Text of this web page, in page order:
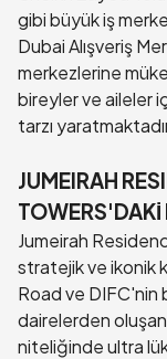
gibi büyük iş
Dubai Alışveriş
merkezlerine
bireyler ve aileler
tarzı
JUMEIRAH
TOWERS'DAKİ
Jumeirah
stratejik ve ikonik
Road ve DIFC'nin
dairelerden
niteliğinde ultra